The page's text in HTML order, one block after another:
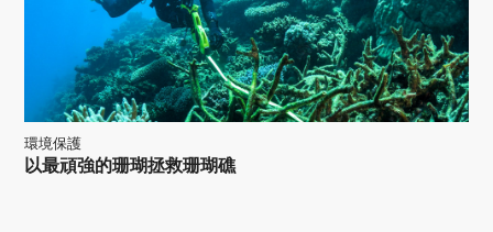
環境保護
以最頑強的珊瑚拯救珊瑚礁